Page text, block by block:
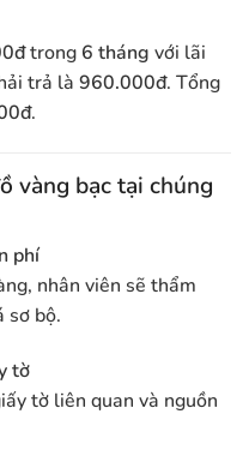
trong 6 tháng với lãi
trả là 960.000đ. Tổng
.
vàng bạc tại chúng
phí
nhân viên sẽ thẩm
sơ bộ.
tờ
tờ liên quan và nguồn